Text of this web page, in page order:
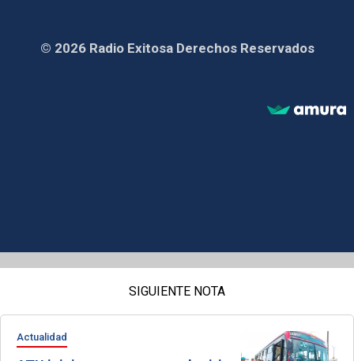
© 2026 Radio Exitosa Derechos Reservados
SIGUIENTE NOTA
Actualidad